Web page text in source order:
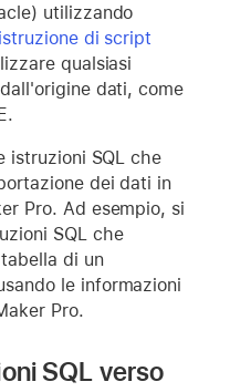
utilizzando
istruzione di script
qualsiasi
dati, come
istruzioni SQL che
dei dati in
Pro. Ad esempio, si
SQL che
di un
le informazioni
Pro.
SQL verso